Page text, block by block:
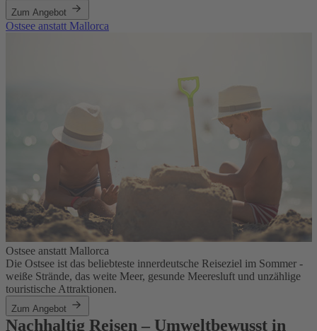
Zum Angebot
Ostsee anstatt Mallorca
Ostsee anstatt Mallorca
Die Ostsee ist das beliebteste innerdeutsche Reiseziel im Sommer -
weiße Strände, das weite Meer, gesunde Meeresluft und unzählige
touristische Attraktionen.
Zum Angebot
Nachhaltig Reisen – Umweltbewusst in